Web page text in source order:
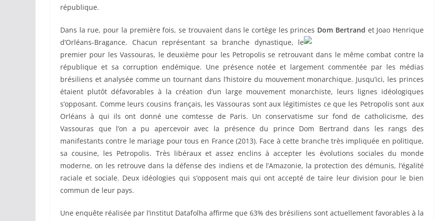
république.
Dans la rue, pour la première fois, se trouvaient dans le cortège les princes Dom Bertrand et Joao Henrique
d’Orléans-Bragance. Chacun représentant sa branche dynastique, le
premier pour les Vassouras, le deuxième pour les Petropolis se retrouvant dans le même combat contre la
république et sa corruption endémique. Une présence notée et largement commentée par les médias
brésiliens et analysée comme un tournant dans l’histoire du mouvement monarchique. Jusqu’ici, les princes
étaient plutôt défavorables à la création d’un large mouvement monarchiste, leurs lignes idéologiques
s’opposant. Comme leurs cousins français, les Vassouras sont aux légitimistes ce que les Petropolis sont aux
Orléans à qui ils ont donné une comtesse de Paris. Un conservatisme sur fond de catholicisme, des
Vassouras que l’on a pu apercevoir avec la présence du prince Dom Bertrand dans les rangs des
manifestants contre le mariage pour tous en France (2013). Face à cette branche très impliquée en politique,
sa cousine, les Petropolis. Très libéraux et assez enclins à accepter les évolutions sociales du monde
moderne, on les retrouve dans la défense des indiens et de l’Amazonie, la protection des démunis, l’égalité
raciale et sociale. Deux idéologies qui s’opposent mais qui ont accepté de taire leur division pour le bien
commun de leur pays.
Une enquête réalisée par l’institut Datafolha affirme que 63% des brésiliens sont actuellement favorables à la